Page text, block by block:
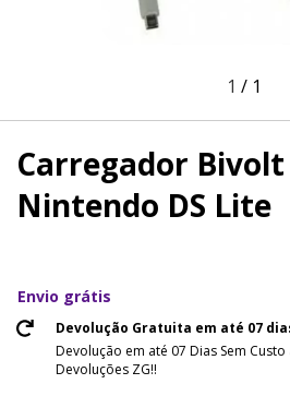
1 / 1
Carregador Bivolt
Nintendo DS Lite
Envio grátis
Devolução Gratuita em até 07
Devolução em até 07 Dias Sem
Devoluções ZG!!